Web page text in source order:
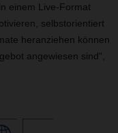
einem Live-Format
selbstorientiert
heranziehen können
angewiesen sind“,